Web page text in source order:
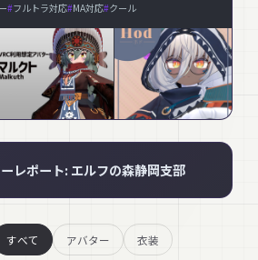
#フルトラ対応#MA対応#クール
レポート: エルフの森静岡支部
すべて アバター 衣装